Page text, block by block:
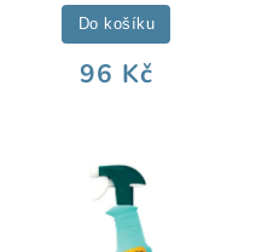
96 Kč
Do košíku